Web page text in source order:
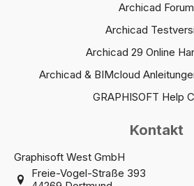
Archicad Forum
Archicad
Archicad 29 Online
Archicad & BIMcloud
GRAPHISOFT Help
Kontakt
Graphisoft West GmbH
Freie-Vogel-Straße 393